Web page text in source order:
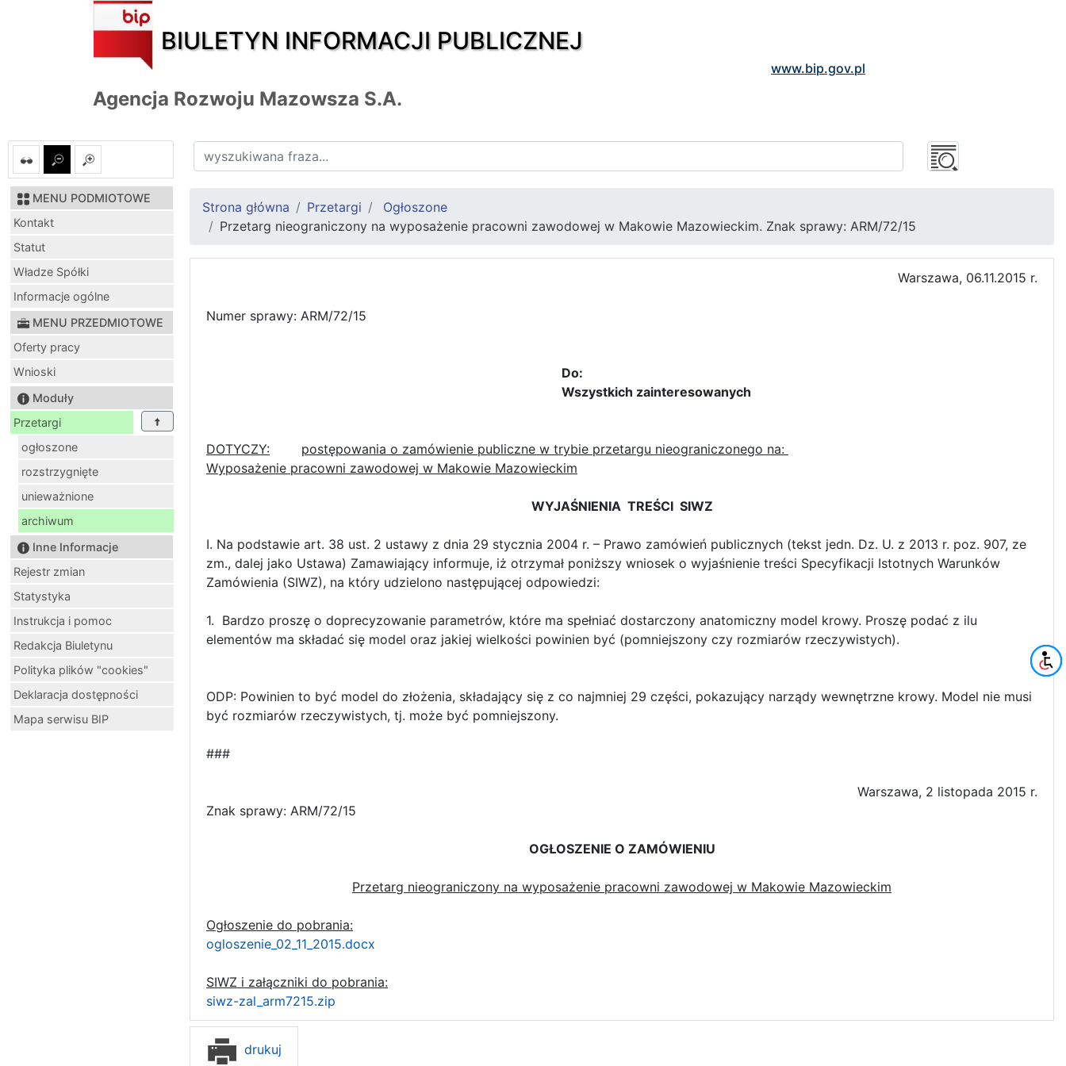
BIULETYN INFORMACJI PUBLICZNEJ
www.bip.gov.pl
Agencja Rozwoju Mazowsza S.A.
MENU PODMIOTOWE
Kontakt
Statut
Władze Spółki
Informacje ogólne
MENU PRZEDMIOTOWE
Oferty pracy
Wnioski
Moduły
Przetargi
ogłoszone
rozstrzygnięte
unieważnione
archiwum
Inne Informacje
Rejestr zmian
Statystyka
Instrukcja i pomoc
Redakcja Biuletynu
Polityka plików "cookies"
Deklaracja dostępności
Mapa serwisu BIP
Strona główna Przetargi
Ogłoszone
Przetarg nieograniczony na wyposażenie pracowni zawodowej w Makowie Mazowieckim. Znak sprawy: ARM/72/15
Warszawa, 06.11.2015 r.
Numer sprawy: ARM/72/15
Do:
Wszystkich zainteresowanych
DOTYCZY:
postępowania o zamówienie publiczne w trybie przetargu nieograniczonego na:
Wyposażenie pracowni zawodowej w Makowie Mazowieckim
WYJAŚNIENIA TREŚCI SIWZ
I. Na podstawie art. 38 ust. 2 ustawy z dnia 29 stycznia 2004 r. – Prawo zamówień publicznych (tekst jedn. Dz. U. z 2013 r. poz. 907, ze
zm., dalej jako Ustawa) Zamawiający informuje, iż otrzymał poniższy wniosek o wyjaśnienie treści Specyfikacji Istotnych Warunków
Zamówienia (SIWZ), na który udzielono następującej odpowiedzi:
1. Bardzo proszę o doprecyzowanie parametrów, które ma spełniać dostarczony anatomiczny model krowy. Proszę podać z ilu
elementów ma składać się model oraz jakiej wielkości powinien być (pomniejszony czy rozmiarów rzeczywistych).
ODP: Powinien to być model do złożenia, składający się z co najmniej 29 części, pokazujący narządy wewnętrzne krowy. Model nie musi
być rozmiarów rzeczywistych, tj. może być pomniejszony.
###
Warszawa, 2 listopada 2015 r.
Znak sprawy: ARM/72/15
OGŁOSZENIE O ZAMÓWIENIU
Przetarg nieograniczony na wyposażenie pracowni zawodowej w Makowie Mazowieckim
Ogłoszenie do pobrania:
ogloszenie_02_11_2015.docx
SIWZ i załączniki do pobrania:
siwz-zal_arm7215.zip
drukuj